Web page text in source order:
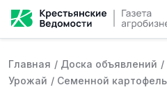
Главная / Доска объявлений /
Урожай / Семенной